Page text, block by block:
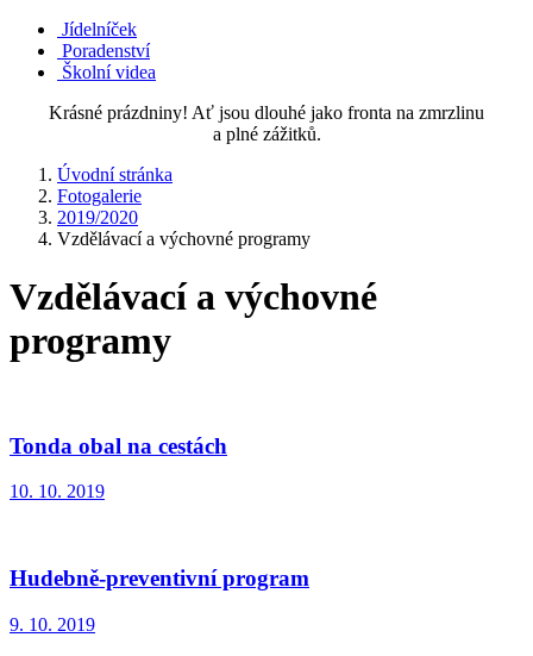
Jídelníček
Poradenství
Školní videa
Krásné prázdniny! Ať jsou dlouhé jako fronta na zmrzlinu
a plné zážitků.
Úvodní stránka
Fotogalerie
2019/2020
Vzdělávací a výchovné programy
Vzdělávací a výchovné
programy
Tonda obal na cestách
10. 10. 2019
Hudebně-preventivní program
9. 10. 2019